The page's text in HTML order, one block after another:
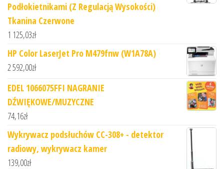
Podłokietnikami (Z Regulacją Wysokości)
Tkanina Czerwone
1 125,03zł
HP Color LaserJet Pro M479fnw (W1A78A)
2 592,00zł
EDEL 1066075FFI NAGRANIE
DŹWIĘKOWE/MUZYCZNE
74,16zł
Wykrywacz podsłuchów CC-308+ - detektor
radiowy, wykrywacz kamer
139,00zł